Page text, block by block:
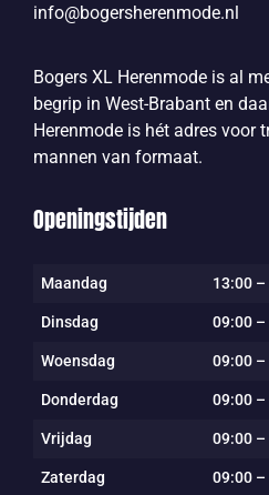
info@bogersherenmode.nl
Bogers XL Herenmode is al
begrip in West-Brabant en
Herenmode is hét adres voor
mannen van formaat.
Openingstijden
Maandag 13:00
Dinsdag 09:00 –
Woensdag 09:00 –
Donderdag 09:00 –
Vrijdag 09:00 –
Zaterdag 09:00 –